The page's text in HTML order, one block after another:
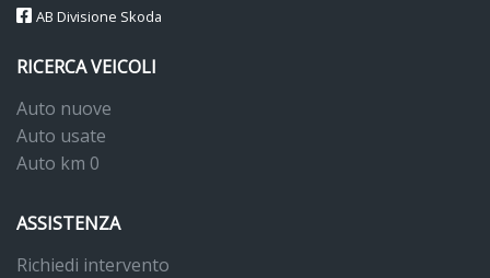
AB Divisione Skoda
RICERCA VEICOLI
Auto nuove
Auto usate
Auto km 0
ASSISTENZA
Richiedi intervento